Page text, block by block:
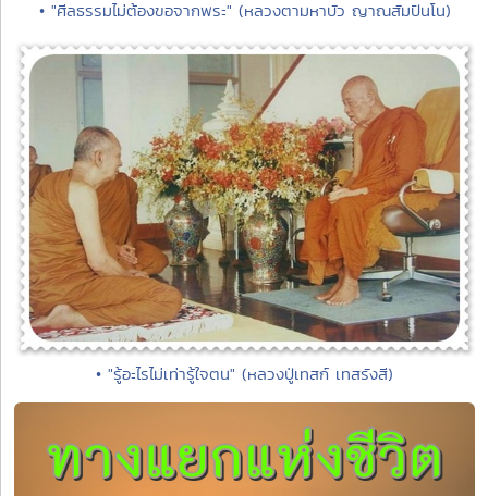
• "ศีลธรรมไม่ต้องขอจากพระ" (หลวงตามหาบัว ญาณสัมปันโน)
• "รู้อะไรไม่เท่ารู้ใจตน" (หลวงปู่เทสก์ เทสรังสี)